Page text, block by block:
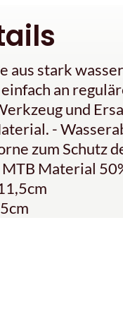
aus stark
an
und
-
zum Schutz
Material